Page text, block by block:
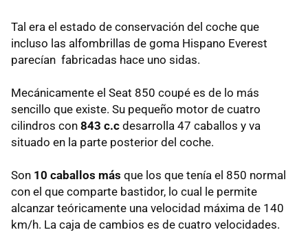
Tal era el estado de conservación del coche que
incluso las alfombrillas de goma Hispano Everest
parecían fabricadas hace uno sidas.
Mecánicamente el Seat 850 coupé es de lo más
sencillo que existe. Su pequeño motor de cuatro
cilindros con 843 c.c desarrolla 47 caballos y va
situado en la parte posterior del coche.
Son 10 caballos más que los que tenía el 850 normal
con el que comparte bastidor, lo cual le permite
alcanzar teóricamente una velocidad máxima de 140
km/h. La caja de cambios es de cuatro velocidades.